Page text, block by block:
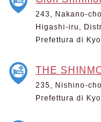
243, Nakano-
Higashi-iru,
Prefettura di
THE
235, Nishino-
Prefettura di